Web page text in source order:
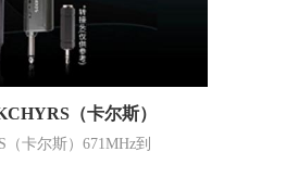
（卡尔斯）
卡尔斯）671MHz到